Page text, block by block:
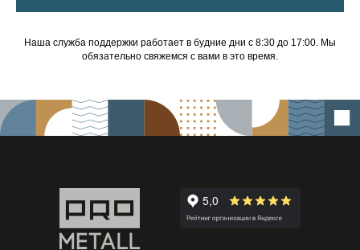
Наша служба поддержки работает в будние дни с 8:30 до 17:00. Мы
обязательно свяжемся с вами в это время.